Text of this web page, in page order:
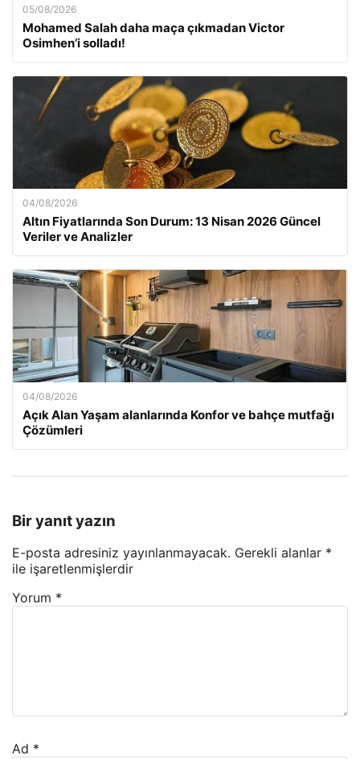
05/08/2026
Mohamed Salah daha maça çıkmadan Victor
Osimhen’i solladı!
04/08/2026
Altın Fiyatlarında Son Durum: 13 Nisan 2026 Güncel
Veriler ve Analizler
04/08/2026
Açık Alan Yaşam alanlarında Konfor ve bahçe mutfağı
Çözümleri
Bir yanıt yazın
E-posta adresiniz yayınlanmayacak. Gerekli alanlar *
ile işaretlenmişlerdir
Yorum *
Ad *